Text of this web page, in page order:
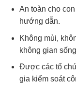
An toàn cho
hướng dẫn.
Không mùi,
không gian
Được các tổ
gia kiểm soát